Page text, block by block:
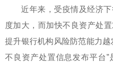
近年来，受疫情及经济
度加大，而加快不良资产处
提升银行机构风险防范能力
不良资产处置信息发布平台